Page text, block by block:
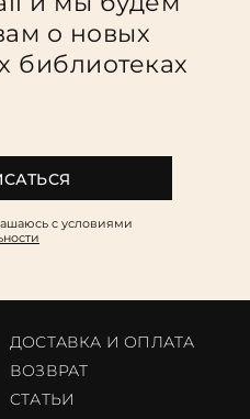
о новых
библиотеках
c условиями
ДОСТАВКА И ОПЛАТА
ВОЗВРАТ
CТАТЬИ